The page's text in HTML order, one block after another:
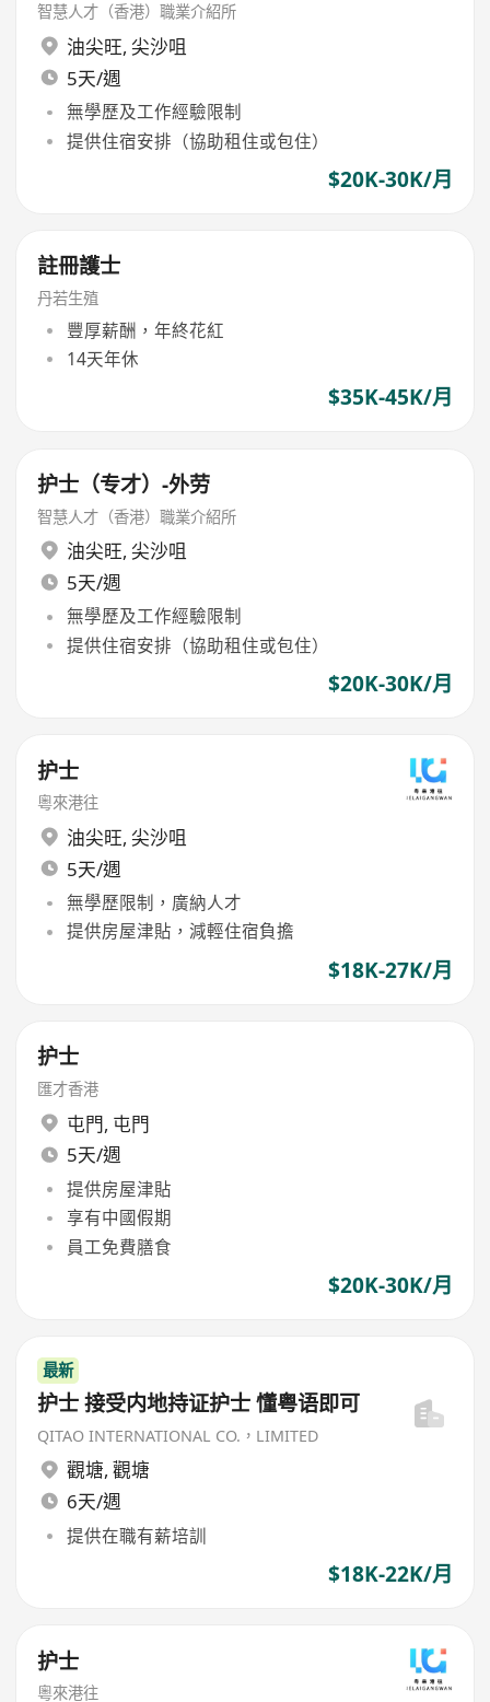
智慧人才（香港）職業介紹所
油尖旺, 尖沙咀
5天/週
無學歷及工作經驗限制
提供住宿安排（協助租住或包住）
$20K-30K/月
註冊護士
丹若生殖
豐厚薪酬，年終花紅
14天年休
$35K-45K/月
护士（专才）-外劳
智慧人才（香港）職業介紹所
油尖旺, 尖沙咀
5天/週
無學歷及工作經驗限制
提供住宿安排（協助租住或包住）
$20K-30K/月
护士
粵來港往
油尖旺, 尖沙咀
5天/週
無學歷限制，廣納人才
提供房屋津貼，減輕住宿負擔
$18K-27K/月
护士
匯才香港
屯門, 屯門
5天/週
提供房屋津貼
享有中國假期
員工免費膳食
$20K-30K/月
最新
护士 接受内地持证护士 懂粤语即可
QITAO INTERNATIONAL CO.，LIMITED
觀塘, 觀塘
6天/週
提供在職有薪培訓
$18K-22K/月
护士
粵來港往